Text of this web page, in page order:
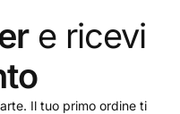
nella
azzurro.
e ricevi
Il tuo primo ordine ti